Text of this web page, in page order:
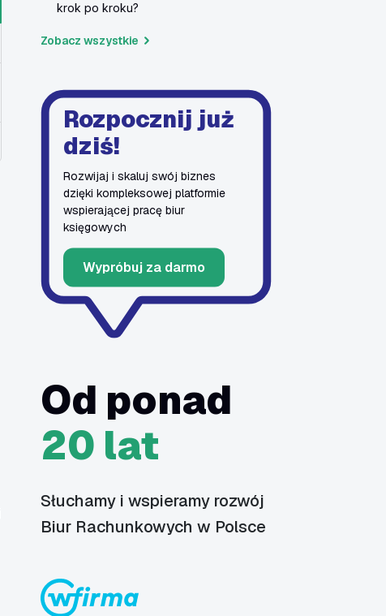
krok po kroku?
Zobacz wszystkie
Rozpocznij już
dziś!
Rozwijaj i skaluj swój biznes
dzięki kompleksowej platformie
wspierającej pracę biur
księgowych
Wypróbuj za darmo
Od ponad
20 lat
Słuchamy i wspieramy rozwój
Biur Rachunkowych w Polsce